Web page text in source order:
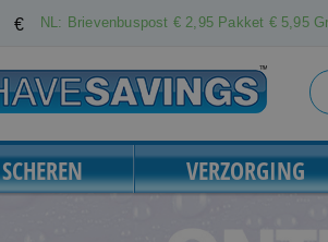
€ NL: Brievenbuspost € 2,95 Pakket € 5,95
SCHEREN VERZORGING